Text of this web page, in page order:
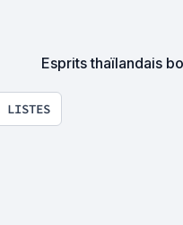
Esprits thaïlandais
LISTES